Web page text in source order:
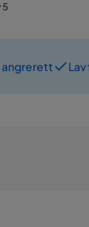
5
angrerett